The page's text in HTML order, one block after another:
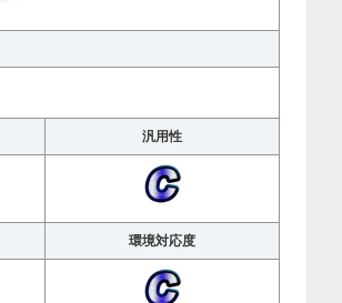
汎用性
環境対応度